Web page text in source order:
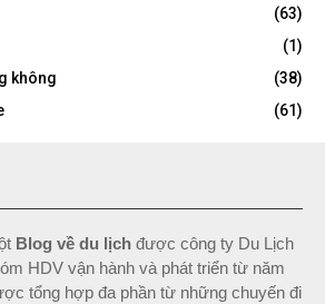
(63)
(1)
không
(38)
(61)
Blog về du lịchđược công ty Du Lịch
HDV vận hành và phát triển từ năm
tổng hợp đa phần từ những chuyến đi